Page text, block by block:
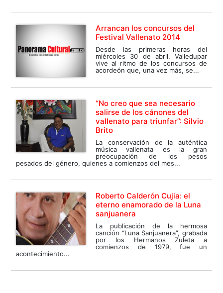
Arrancan los concursos del
Festival Vallenato 2014
Desde las primeras horas del
miércoles 30 de abril, Valledupar
vive al ritmo de los concursos de
acordeón que, una vez más, se...
“No creo que sea necesario
salirse de los cánones del
vallenato para triunfar”: Silvio
Brito
La conservación de la auténtica
música vallenata es la gran
preocupación de los pesos
pesados del género, quienes a comienzos del mes...
Roberto Calderón Cujia: el
eterno enamorado de la Luna
sanjuanera
La publicación de la hermosa
canción “Luna Sanjuanera”, grabada
por los Hermanos Zuleta a
comienzos de 1979, fue un
acontecimiento...